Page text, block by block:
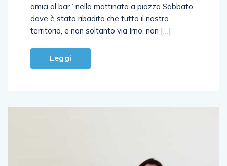
amici al bar” nella mattinata a piazza Sabbato
dove è stato ribadito che tutto il nostro
territorio, e non soltanto via Irno, non […]
Leggi